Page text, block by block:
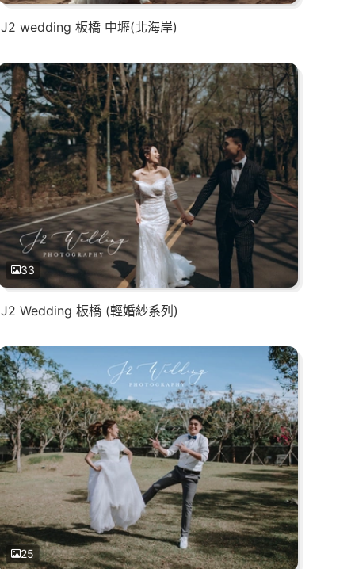
J2 wedding 板橋 中壢(北海岸)
33
J2 Wedding 板橋 (輕婚紗系列)
25